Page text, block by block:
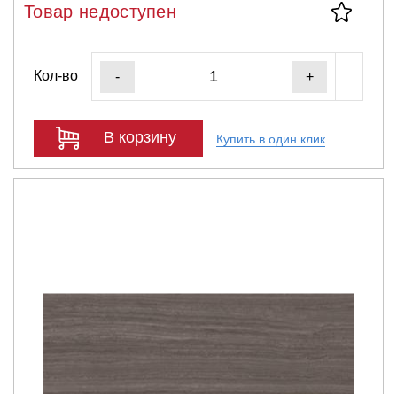
Товар недоступен
Кол-во - +
В корзину Купить в один клик